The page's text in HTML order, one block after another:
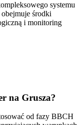
systemu
środki
i monitoring
na Grusza?
od fazy BBCH